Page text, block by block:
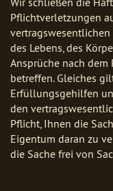
Pflichtverletzungen
vertragswesentlichen
des Lebens, des
Ansprüche nach dem
betreffen. Gleiches
Erfüllungsgehilfen
den
Pflicht, Ihnen die
Eigentum daran zu
die Sache frei von